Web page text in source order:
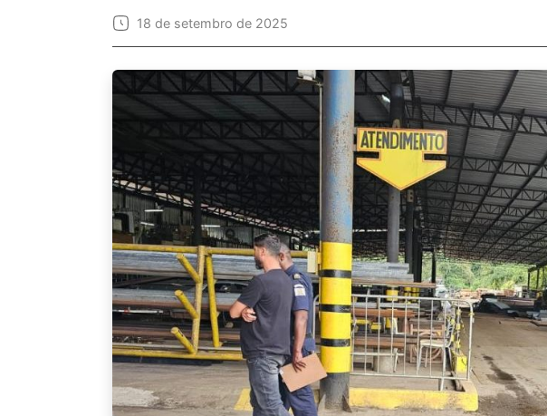
18 de setembro de 2025